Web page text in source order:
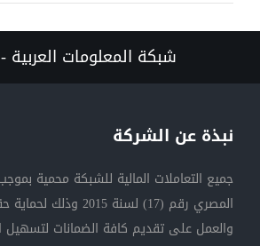
شبكة المعلومات العربية
نبذة عن الشركة
جميع التعاملات المالية للشبكة محمية
المصري رقم (17) لسنة
والعمل على تقديم كافة الضمانات لتسهيل